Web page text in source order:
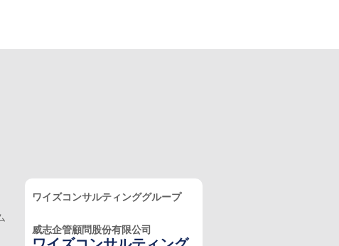
ワイズコンサルティンググループ
威志企管顧問股份有限公司